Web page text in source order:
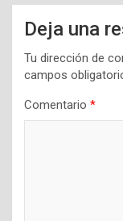
Deja una
Tu dirección de
campos
Comentario *